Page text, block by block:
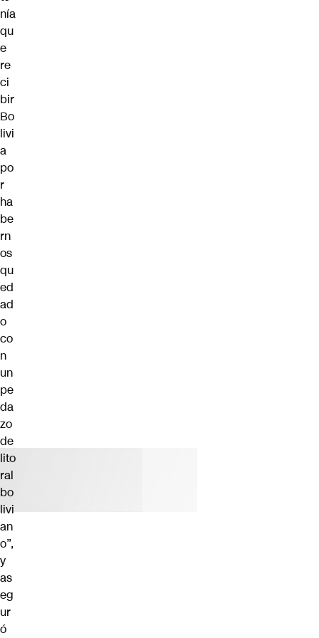
nía
qu
e
re
ci
bir
Bo
livi
a
po
r
ha
be
rn
os
qu
ed
ad
o
co
n
un
pe
da
zo
de
lito
ral
bo
livi
an
o”,
y
as
eg
ur
ó